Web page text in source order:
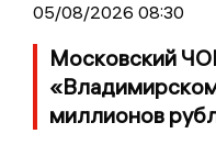
05/08/2026 08:30
Московский
миллионов